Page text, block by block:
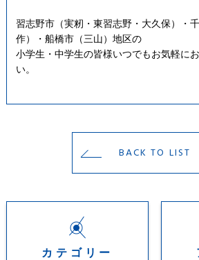
習志野市（実籾・東習志野・大久保）・
作）・船橋市（三山）地区の
小学生・中学生の皆様いつでもお気軽に
い。
BACK TO LIST
カテゴリー